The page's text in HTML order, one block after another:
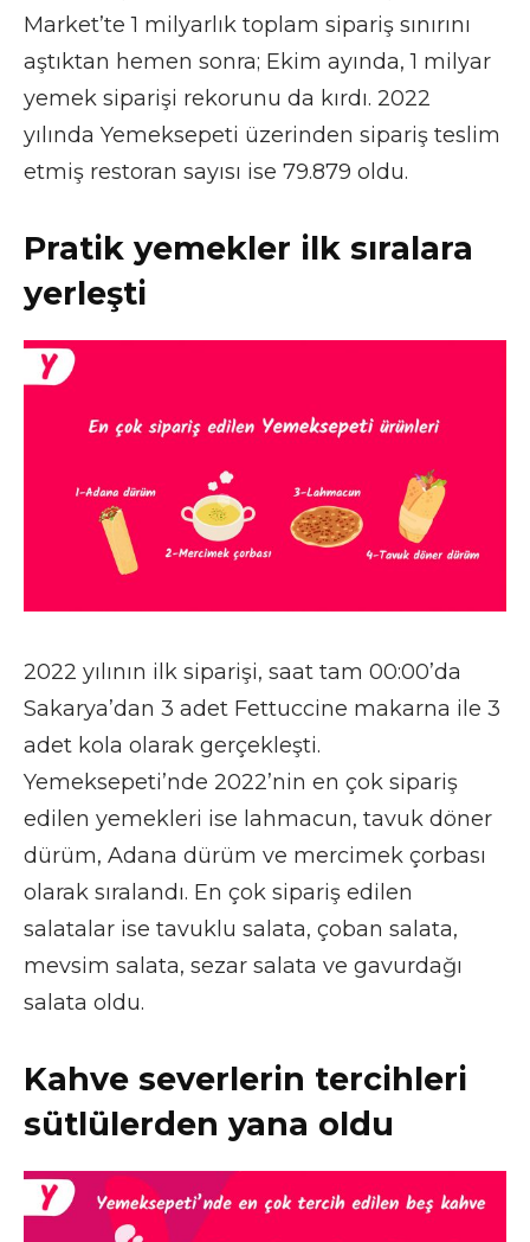
Market’te 1 milyarlık toplam sipariş sınırını
aştıktan hemen sonra; Ekim ayında, 1 milyar
yemek siparişi rekorunu da kırdı. 2022
yılında Yemeksepeti üzerinden sipariş teslim
etmiş restoran sayısı ise 79.879 oldu.
Pratik yemekler ilk sıralara
yerleşti
2022 yılının ilk siparişi, saat tam 00:00’da
Sakarya’dan 3 adet Fettuccine makarna ile 3
adet kola olarak gerçekleşti.
Yemeksepeti’nde 2022’nin en çok sipariş
edilen yemekleri ise lahmacun, tavuk döner
dürüm, Adana dürüm ve mercimek çorbası
olarak sıralandı. En çok sipariş edilen
salatalar ise tavuklu salata, çoban salata,
mevsim salata, sezar salata ve gavurdağı
salata oldu.
Kahve severlerin tercihleri
sütlülerden yana oldu